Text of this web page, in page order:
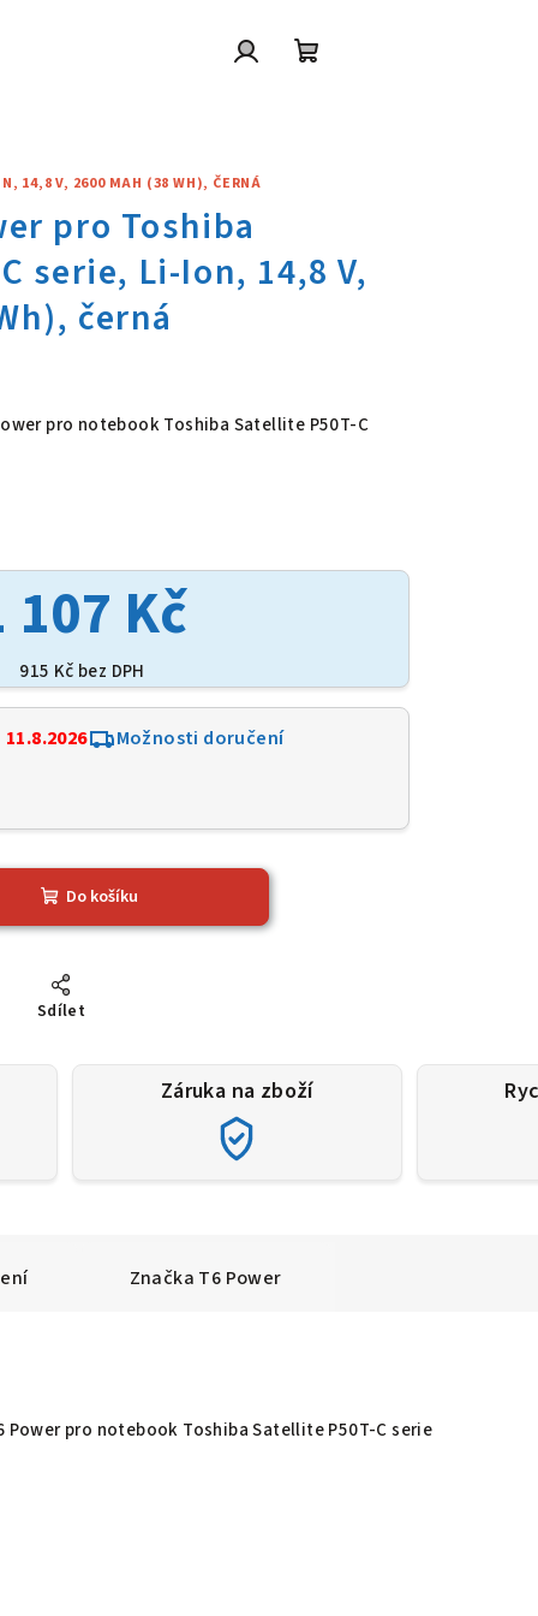
14,8 V, 2600 MAH (38 WH), ČERNÁ
pro Toshiba Satellite
pro notebook Toshiba Satellite P50T-C
107 Kč
915 Kč bez DPH
11.8.2026 Možnosti doručení
Do košíku
Sdílet
Záruka na zboží
Značka T6 Power
pro notebook Toshiba Satellite P50T-C serie